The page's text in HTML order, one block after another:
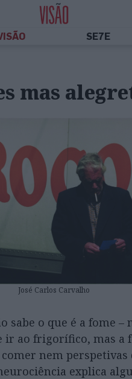
SE7E
mas
José Carlos Carvalho
sabe o que é a fome –
ir ao frigorífico, mas a
nem perspetivas
explica